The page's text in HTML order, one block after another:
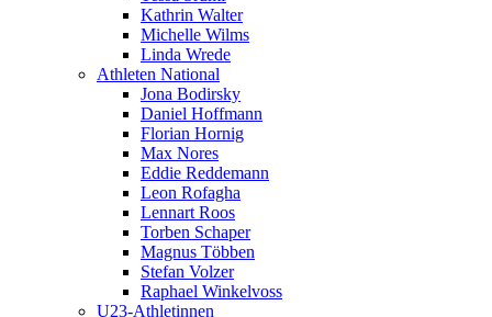
Kathrin Walter
Michelle Wilms
Linda Wrede
Athleten National
Jona Bodirsky
Daniel Hoffmann
Florian Hornig
Max Nores
Eddie Reddemann
Leon Rofagha
Lennart Roos
Torben Schaper
Magnus Többen
Stefan Volzer
Raphael Winkelvoss
U23-Athletinnen